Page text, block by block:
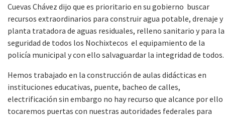
Cuevas Chávez dijo que es prioritario en su gobierno buscar
recursos extraordinarios para construir agua potable, drenaje y
planta tratadora de aguas residuales, relleno sanitario y para la
seguridad de todos los Nochixtecos el equipamiento de la
policía municipal y con ello salvaguardar la integridad de todos.
Hemos trabajado en la construcción de aulas didácticas en
instituciones educativas, puente, bacheo de calles,
electrificación sin embargo no hay recurso que alcance por ello
tocaremos puertas con nuestras autoridades federales para